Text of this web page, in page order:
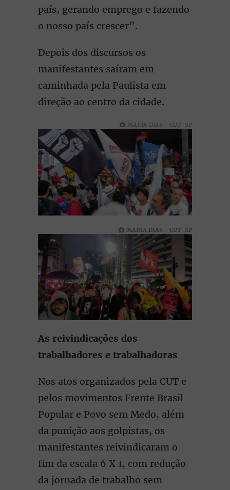
país, gerando emprego e fazendo
o nosso país crescer”.
Depois dos discursos os
manifestantes saíram em
caminhada pela Paulista em
direção ao centro da cidade.
MARIA DIAS - CUT-SP
MARIA DIAS - CUT-SP
As reivindicações dos
trabalhadores e trabalhadoras
Nos atos organizados pela CUT e
pelos movimentos Frente Brasil
Popular e Povo sem Medo, além
da punição aos golpistas, os
manifestantes reivindicaram o
fim da escala 6 X 1, com redução
da jornada de trabalho sem